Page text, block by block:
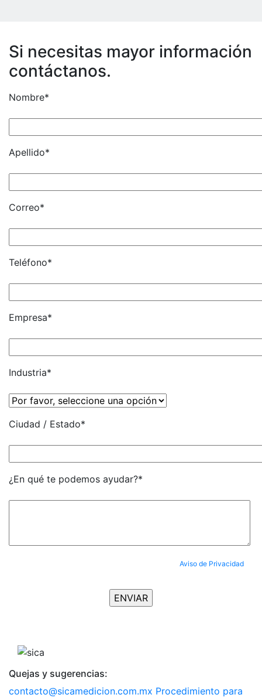
Si necesitas mayor información
contáctanos.
Nombre*
Apellido*
Correo*
Teléfono*
Empresa*
Industria*
Ciudad / Estado*
¿En qué te podemos ayudar?*
Aviso de Privacidad
Quejas y sugerencias:
contacto@sicamedicion.com.mx Procedimiento para